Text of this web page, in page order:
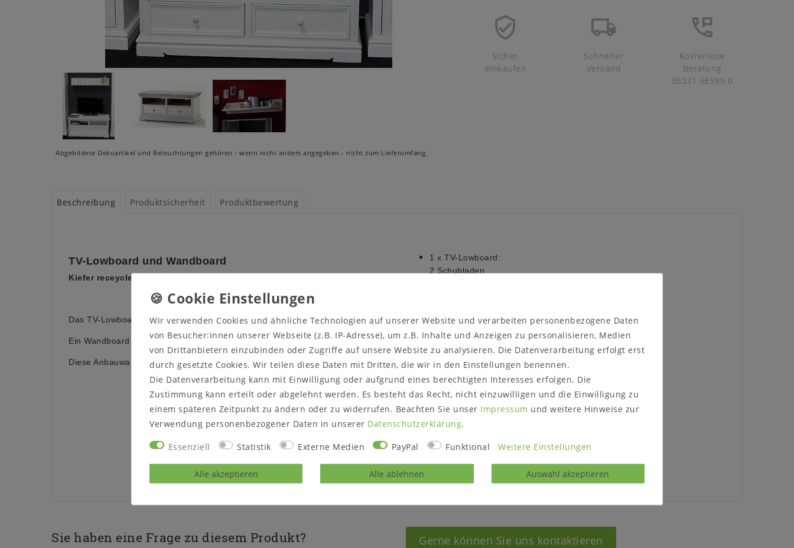
Abgebildete Dekoartikel und Beleuchtungen gehören - wenn nicht anders angegeben - nicht zum Lieferumfang.
Sicher
einkaufen
Schneller
Versand
Kostenlose
Beratung
05321 68599-0
Beschreibung Produktsicherheit Produktbewertung
TV-Lowboard und Wandboard
Kiefer receycled 2-farbig weiß / geschliffen
Das TV-Lowboard hat 2 Schubladen und darüber 2 offene Fächer.
Ein Wandboard gehört auch mit zum Lieferumfang.
Diese Anbauwand ist aus massivem receycletem Kiefernholz gefertigt.
1 x TV-Lowboard:
2 Schubladen
1 x Wandboard:
Maße: ca. B 116 x H 24 x T 22 cm
Holz: Recycling-Kiefer massiv
Oberfläche:
Korpus weiß lackiert
Deckblatt weiß geschliffen (white sanded)
Sie haben eine Frage zu diesem Produkt? Gerne können Sie uns kontaktieren
Wir verwenden Cookies und ähnliche Technologien auf unserer Website und verarbeiten personenbezogene Daten
von Besucher:innen unserer Webseite (z.B. IP-Adresse), um z.B. Inhalte und Anzeigen zu personalisieren, Medien
von Drittanbietern einzubinden oder Zugriffe auf unsere Website zu analysieren. Die Datenverarbeitung erfolgt erst
durch gesetzte Cookies. Wir teilen diese Daten mit Dritten, die wir in den Einstellungen benennen.
Die Datenverarbeitung kann mit Einwilligung oder aufgrund eines berechtigten Interesses erfolgen. Die
Zustimmung kann erteilt oder abgelehnt werden. Es besteht das Recht, nicht einzuwilligen und die Einwilligung zu
einem späteren Zeitpunkt zu ändern oder zu widerrufen. Beachten Sie unser Impressum und weitere Hinweise zur
Verwendung personenbezogener Daten in unserer Daten­schutz­erklärung.
Essenziell Statistik Externe Medien PayPal Funktional Weitere Einstellungen
Alle akzeptieren Alle ablehnen Auswahl akzeptieren